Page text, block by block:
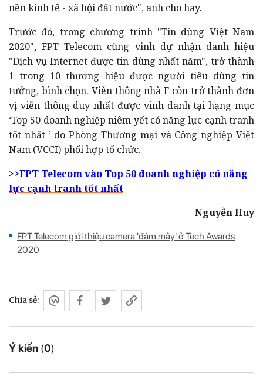
nền kinh tế - xã hội đất nước", anh cho hay.
Trước đó, trong chương trình "Tin dùng Việt Nam
2020", FPT Telecom cũng vinh dự nhận danh hiệu
"Dịch vụ Internet được tin dùng nhất năm", trở thành
1 trong 10 thương hiệu được người tiêu dùng tin
tưởng, bình chọn. Viễn thông nhà F còn trở thành đơn
vị viễn thông duy nhất được vinh danh tại hạng mục
‘Top 50 doanh nghiệp niêm yết có năng lực cạnh tranh
tốt nhất ’ do Phòng Thương mại và Công nghiệp Việt
Nam (VCCI) phối hợp tổ chức.
>>FPT Telecom vào Top 50 doanh nghiệp có năng
lực cạnh tranh tốt nhất
Nguyễn Huy
FPT Telecom giới thiệu camera 'đám mây' ở Tech Awards
2020
Ý kiến (0)
Chia sẻ: